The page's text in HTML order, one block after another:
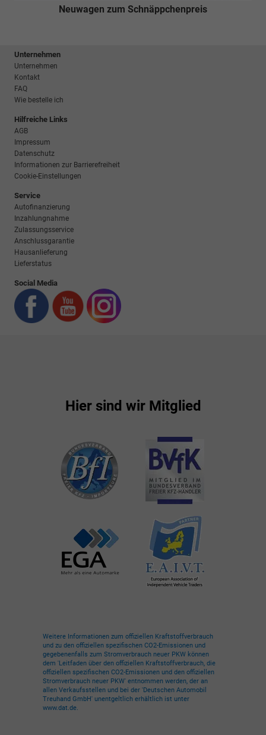
Neuwagen zum Schnäppchenpreis
Unternehmen
Unternehmen
Kontakt
FAQ
Wie bestelle ich
Hilfreiche Links
AGB
Impressum
Datenschutz
Informationen zur Barrierefreiheit
Cookie-Einstellungen
Service
Autofinanzierung
Inzahlungnahme
Zulassungsservice
Anschlussgarantie
Hausanlieferung
Lieferstatus
Social Media
Hier sind wir Mitglied
Weitere Informationen zum offiziellen Kraftstoffverbrauch
und zu den offiziellen spezifischen CO2-Emissionen und
gegebenenfalls zum Stromverbrauch neuer PKW können
dem 'Leitfaden über den offiziellen Kraftstoffverbrauch, die
offiziellen spezifischen CO2-Emissionen und den offiziellen
Stromverbrauch neuer PKW' entnommen werden, der an
allen Verkaufsstellen und bei der 'Deutschen Automobil
Treuhand GmbH' unentgeltlich erhältlich ist unter
www.dat.de.